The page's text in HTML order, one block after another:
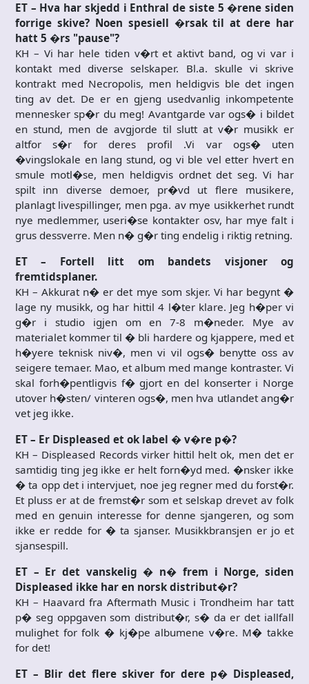
ET – Hva har skjedd i Enthral de siste 5 �rene siden
forrige skive? Noen spesiell �rsak til at dere har
hatt 5 �rs "pause"?
KH – Vi har hele tiden v�rt et aktivt band, og vi var i
kontakt med diverse selskaper. Bl.a. skulle vi skrive
kontrakt med Necropolis, men heldigvis ble det ingen
ting av det. De er en gjeng usedvanlig inkompetente
mennesker sp�r du meg! Avantgarde var ogs� i bildet
en stund, men de avgjorde til slutt at v�r musikk er
altfor s�r for deres profil .Vi var ogs� uten
�vingslokale en lang stund, og vi ble vel etter hvert en
smule motl�se, men heldigvis ordnet det seg. Vi har
spilt inn diverse demoer, pr�vd ut flere musikere,
planlagt livespillinger, men pga. av mye usikkerhet rundt
nye medlemmer, useri�se kontakter osv, har mye falt i
grus dessverre. Men n� g�r ting endelig i riktig retning.
ET – Fortell litt om bandets visjoner og
fremtidsplaner.
KH – Akkurat n� er det mye som skjer. Vi har begynt �
lage ny musikk, og har hittil 4 l�ter klare. Jeg h�per vi
g�r i studio igjen om en 7-8 m�neder. Mye av
materialet kommer til � bli hardere og kjappere, med et
h�yere teknisk niv�, men vi vil ogs� benytte oss av
seigere temaer. Mao, et album med mange kontraster. Vi
skal forh�pentligvis f� gjort en del konserter i Norge
utover h�sten/ vinteren ogs�, men hva utlandet ang�r
vet jeg ikke.
ET – Er Displeased et ok label � v�re p�?
KH – Displeased Records virker hittil helt ok, men det er
samtidig ting jeg ikke er helt forn�yd med. �nsker ikke
� ta opp det i intervjuet, noe jeg regner med du forst�r.
Et pluss er at de fremst�r som et selskap drevet av folk
med en genuin interesse for denne sjangeren, og som
ikke er redde for � ta sjanser. Musikkbransjen er jo et
sjansespill.
ET – Er det vanskelig � n� frem i Norge, siden
Displeased ikke har en norsk distribut�r?
KH – Haavard fra Aftermath Music i Trondheim har tatt
p� seg oppgaven som distribut�r, s� da er det iallfall
mulighet for folk � kj�pe albumene v�re. M� takke
for det!
ET – Blir det flere skiver for dere p� Displeased,